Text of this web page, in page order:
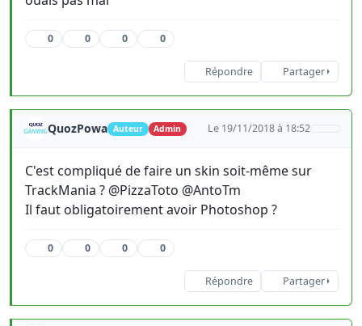
0 0 0 0
Répondre Partager
QuozPowa Auteur Admin Le 19/11/2018 à 18:52
C'est compliqué de faire un skin soit-même sur
TrackMania ? @PizzaToto @AntoTm
Il faut obligatoirement avoir Photoshop ?
0 0 0 0
Répondre Partager